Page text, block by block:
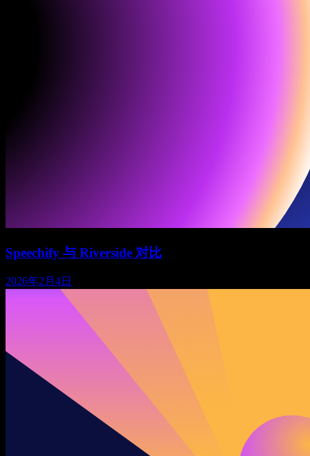
Speechify 与 Riverside 对比
2026年2月4日